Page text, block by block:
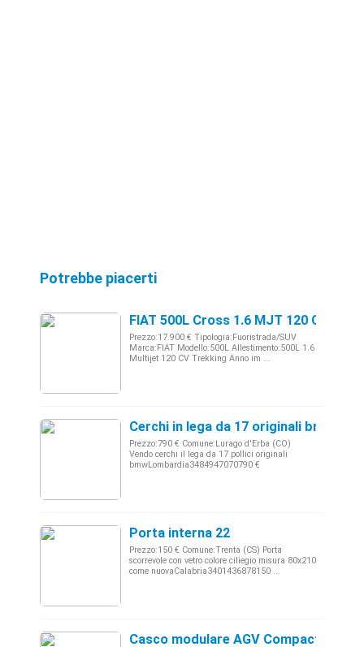
Potrebbe piacerti
FIAT 500L Cross 1.6 MJT 120 Cv
Prezzo:17.900 € Tipologia:Fuoristrada/SUV
Marca:FIAT Modello:500L Allestimento:500L 1.6
Multijet 120 CV Trekking Anno im ...
Cerchi in lega da 17 originali bmw -
Prezzo:790 € Comune:Lurago d'Erba (CO)
Vendo cerchi il lega da 17 pollici originali
bmwLombardia3484947070790 €
Porta interna 22
Prezzo:150 € Comune:Trenta (CS) Porta
scorrevole con vetro colore ciliegio misura 80x210
come nuovaCalabria3401436878150 ...
Casco modulare AGV Compact TG L